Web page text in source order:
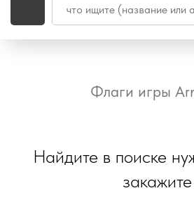
Флаги игры
Найдите в поиске
закажите